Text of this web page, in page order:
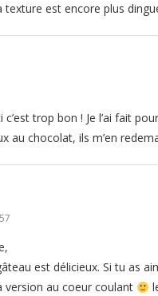
est encore plus
trop bon ! Je l’ai fait
au chocolat, ils m’en
est délicieux. Si tu as
version au coeur coulant